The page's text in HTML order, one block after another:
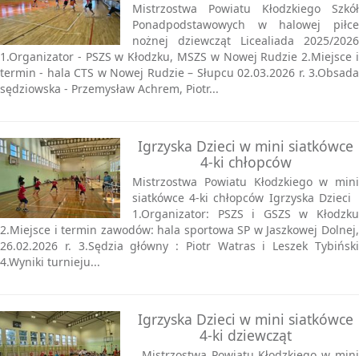
Mistrzostwa Powiatu Kłodzkiego Szkół
Ponadpodstawowych w halowej piłce
nożnej dziewcząt Licealiada 2025/2026
1.Organizator - PSZS w Kłodzku, MSZS w Nowej Rudzie 2.Miejsce i
termin - hala CTS w Nowej Rudzie – Słupcu 02.03.2026 r. 3.Obsada
sędziowska - Przemysław Achrem, Piotr...
Igrzyska Dzieci w mini siatkówce
4-ki chłopców
Mistrzostwa Powiatu Kłodzkiego w mini
siatkówce 4-ki chłopców Igrzyska Dzieci
1.Organizator: PSZS i GSZS w Kłodzku
2.Miejsce i termin zawodów: hala sportowa SP w Jaszkowej Dolnej,
26.02.2026 r. 3.Sędzia główny : Piotr Watras i Leszek Tybiński
4.Wyniki turnieju...
Igrzyska Dzieci w mini siatkówce
4-ki dziewcząt